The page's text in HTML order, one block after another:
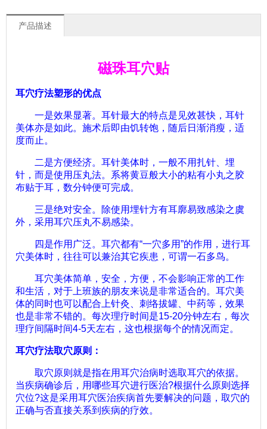
产品描述
磁珠耳穴贴
耳穴疗法塑形的优点
一是效果显著。耳针最大的特点是见效甚快，耳针
美体亦是如此。施术后即由饥转饱，随后日渐消瘦，适
度而止。
二是方便经济。耳针美体时，一般不用扎针、埋
针，而是使用压丸法。系将黄豆般大小的粘有小丸之胶
布贴于耳，数分钟便可完成。
三是绝对安全。除使用埋针方有耳廓易致感染之虞
外，采用耳穴压丸不易感染。
四是作用广泛。耳穴都有“一穴多用”的作用，进行耳
穴美体时，往往可以兼治其它疾患，可谓一石多鸟。
耳穴美体简单，安全，方便，不会影响正常的工作
和生活，对于上班族的朋友来说是非常适合的。耳穴美
体的同时也可以配合上针灸、刺络拔罐、中药等，效果
也是非常不错的。每次理疗时间是15-20分钟左右，每次
理疗间隔时间4-5天左右，这也根据每个的情况而定。
耳穴疗法取穴原则：
取穴原则就是指在用耳穴治病时选取耳穴的依据。
当疾病确诊后，用哪些耳穴进行医治?根据什么原则选择
穴位?这是采用耳穴医治疾病首先要解决的问题，取穴的
正确与否直接关系到疾病的疗效。